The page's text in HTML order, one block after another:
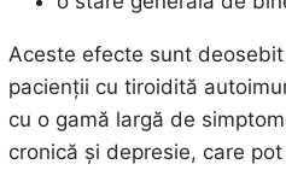
Aceste efecte sunt
pacienții cu tiroidită
cu o gamă largă de
cronică și depresie, care